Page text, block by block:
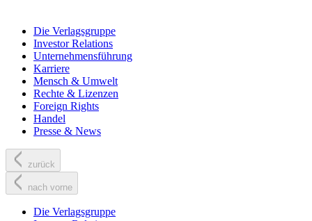
Die Verlagsgruppe
Investor Relations
Unternehmensführung
Karriere
Mensch & Umwelt
Rechte & Lizenzen
Foreign Rights
Handel
Presse & News
zurück
nach vorne
Die Verlagsgruppe